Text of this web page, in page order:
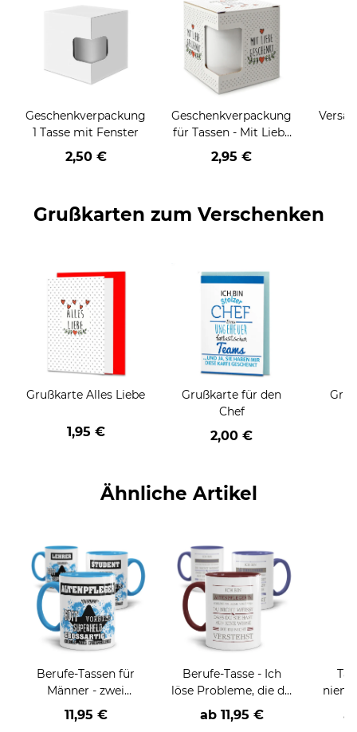
Geschenkverpackung
1 Tasse mit Fenster
2,50 €
Geschenkverpackung
für Tassen - Mit Liebe
geschenkt
2,95 €
Grußkarten zum Verschenken
Grußkarte Alles Liebe
1,95 €
Grußkarte für den
Chef
2,00 €
Ähnliche Artikel
Berufe-Tassen für
Männer - zwei
Farbvarianten
11,95 €
Berufe-Tasse - Ich
löse Probleme, die du
nicht verstehst -
verschiedene Berufe
ab 11,95 €